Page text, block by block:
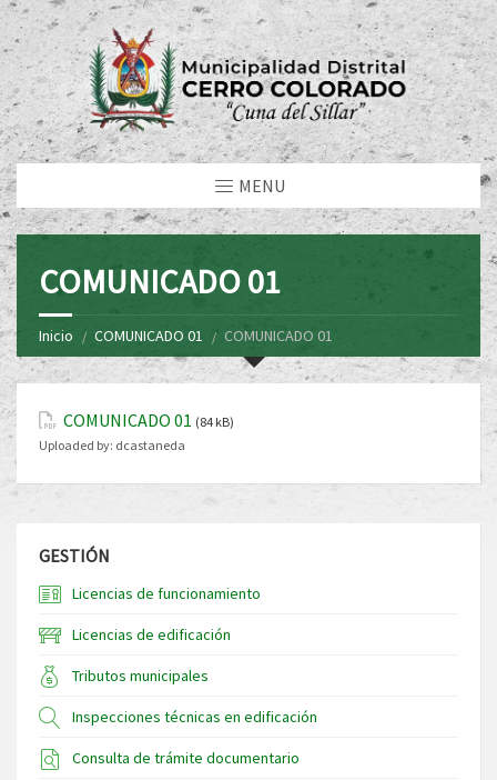
MENU
COMUNICADO 01
Inicio COMUNICADO 01 COMUNICADO 01
COMUNICADO 01 (84 kB)
Uploaded by: dcastaneda
GESTIÓN
Licencias de funcionamiento
Licencias de edificación
Tributos municipales
Inspecciones técnicas en edificación
Consulta de trámite documentario